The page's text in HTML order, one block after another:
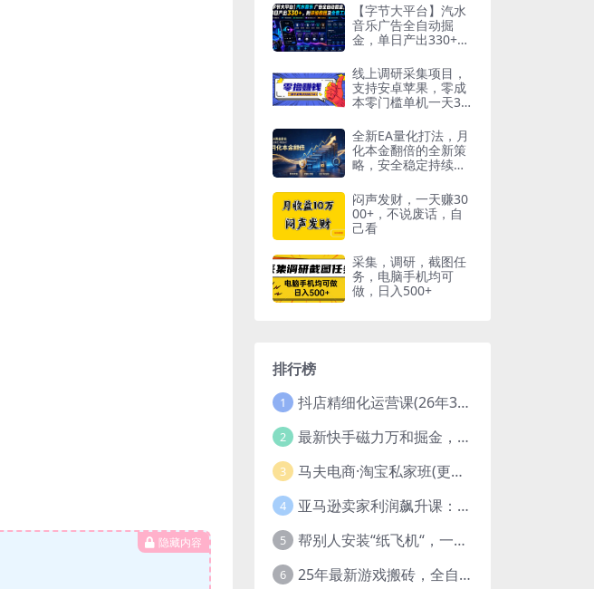
隐藏内容
【字节大平台】汽水
音乐广告全自动掘
金，单日产出330+，
具【揭秘】
线上调研采集项目，
支持安卓苹果，零成
本零门槛单机一天30-
全新EA量化打法，月
化本金翻倍的全新策
略，安全稳定持续输
闷声发财，一天赚30
00+，不说废话，自
己看
采集，调研，截图任
务，电脑手机均可
做，日入500+
排行榜
1 抖店精细化运营课(26年3月更新
2 最新快手磁力万和掘金，自动搬砖，轻松日入100-200，操作简单
3 马夫电商·淘宝私家班(更新3月)
4 亚马逊卖家利润飙升课：从品类成功公式到海王打法，让每个SKU都成爆款一路飙升(更新26年3月
5 帮别人安装“纸飞机“，一单赚10—30元不等：附：免费节点
6 25年最新游戏搬砖，全自动挂机，不需要玩游戏，单手机操作日入300+